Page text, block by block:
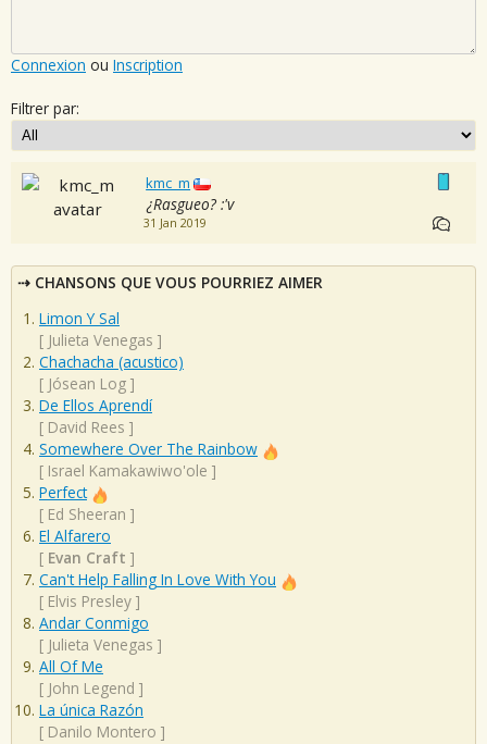
Connexion ou Inscription
Filtrer par:
kmc_m
¿Rasgueo? :'v
31 Jan 2019
CHANSONS QUE VOUS POURRIEZ AIMER
Limon Y Sal
[ Julieta Venegas ]
Chachacha (acustico)
[ Jósean Log ]
De Ellos Aprendí
[ David Rees ]
Somewhere Over The Rainbow
[ Israel Kamakawiwo'ole ]
Perfect
[ Ed Sheeran ]
El Alfarero
[ Evan Craft ]
Can't Help Falling In Love With You
[ Elvis Presley ]
Andar Conmigo
[ Julieta Venegas ]
All Of Me
[ John Legend ]
La única Razón
[ Danilo Montero ]